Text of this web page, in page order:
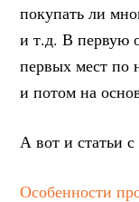
покупать ли
и т.д. В первую
первых мест по
и потом на
А вот и статьи
Особенности